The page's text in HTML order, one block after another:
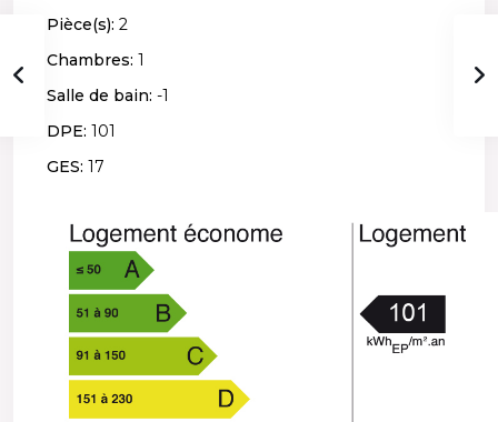
Pièce(s): 2
Chambres: 1
Salle de bain: -1
DPE: 101
GES: 17